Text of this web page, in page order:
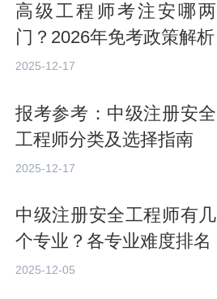
高级工程师考注安哪两
门？2026年免考政策解析
2025-12-17
报考参考：中级注册安全
工程师分类及选择指南
2025-12-17
中级注册安全工程师有几
个专业？各专业难度排名
2025-12-05